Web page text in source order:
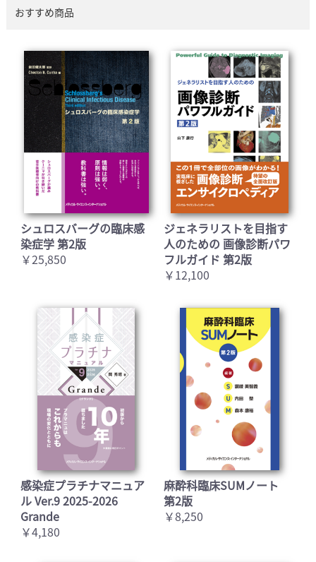
おすすめ商品
シュロスバーグの臨床感
染症学 第2版
￥25,850
ジェネラリストを目指す
人のための 画像診断パワ
フルガイド 第2版
￥12,100
感染症プラチナマニュア
ル Ver.9 2025-2026
Grande
￥4,180
麻酔科臨床SUMノート
第2版
￥8,250